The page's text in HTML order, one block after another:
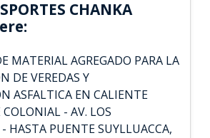
CHANKA
MATERIAL AGREGADO PARA LA
DE VEREDAS Y
ASFALTICA EN CALIENTE
- AV. LOS
HASTA PUENTE SUYLLUACCA,